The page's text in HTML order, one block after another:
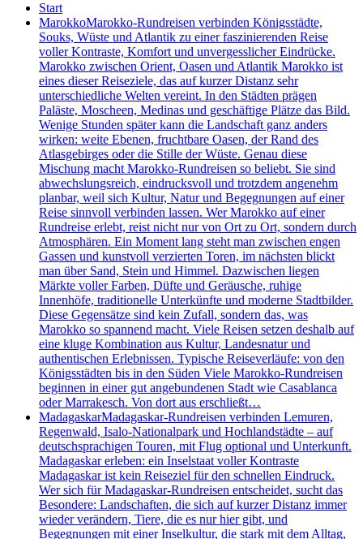
Start
MarokkoMarokko-Rundreisen verbinden Königsstädte,
Souks, Wüste und Atlantik zu einer faszinierenden Reise
voller Kontraste, Komfort und unvergesslicher Eindrücke.
Marokko zwischen Orient, Oasen und Atlantik Marokko ist
eines dieser Reiseziele, das auf kurzer Distanz sehr
unterschiedliche Welten vereint. In den Städten prägen
Paläste, Moscheen, Medinas und geschäftige Plätze das Bild.
Wenige Stunden später kann die Landschaft ganz anders
wirken: weite Ebenen, fruchtbare Oasen, der Rand des
Atlasgebirges oder die Stille der Wüste. Genau diese
Mischung macht Marokko-Rundreisen so beliebt. Sie sind
abwechslungsreich, eindrucksvoll und trotzdem angenehm
planbar, weil sich Kultur, Natur und Begegnungen auf einer
Reise sinnvoll verbinden lassen. Wer Marokko auf einer
Rundreise erlebt, reist nicht nur von Ort zu Ort, sondern durch
Atmosphären. Ein Moment lang steht man zwischen engen
Gassen und kunstvoll verzierten Toren, im nächsten blickt
man über Sand, Stein und Himmel. Dazwischen liegen
Märkte voller Farben, Düfte und Geräusche, ruhige
Innenhöfe, traditionelle Unterkünfte und moderne Stadtbilder.
Diese Gegensätze sind kein Zufall, sondern das, was
Marokko so spannend macht. Viele Reisen setzen deshalb auf
eine kluge Kombination aus Kultur, Landesnatur und
authentischen Erlebnissen. Typische Reiseverläufe: von den
Königsstädten bis in den Süden Viele Marokko-Rundreisen
beginnen in einer gut angebundenen Stadt wie Casablanca
oder Marrakesch. Von dort aus erschließt…
MadagaskarMadagaskar-Rundreisen verbinden Lemuren,
Regenwald, Isalo-Nationalpark und Hochlandstädte – auf
deutschsprachigen Touren, mit Flug optional und Unterkunft.
Madagaskar erleben: ein Inselstaat voller Kontraste
Madagaskar ist kein Reiseziel für den schnellen Eindruck.
Wer sich für Madagaskar-Rundreisen entscheidet, sucht das
Besondere: Landschaften, die sich auf kurzer Distanz immer
wieder verändern, Tiere, die es nur hier gibt, und
Begegnungen mit einer Inselkultur, die stark mit dem Alltag,